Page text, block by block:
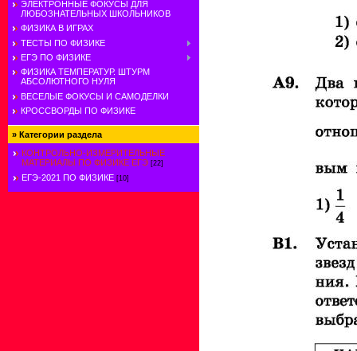
ЭЛЕКТРОННЫЕ ФОКУСЫ ДЛЯ
ЛЮБОЗНАТЕЛЬНЫХ ШКОЛЬНИКОВ
ФИЗИКА В ИГРАХ
ТЕСТЫ ПО ФИЗИКЕ
ЕГЭ ПО ФИЗИКЕ
ФИЗИКА ТЕМПЕРАТУР. ШТУРМ
АБСОЛЮТНОГО НУЛЯ
ВЕСЕЛЫЕ ФОКУСЫ И САМОДЕЛКИ
КРОССВОРДЫ ПО ФИЗИКЕ
» Категории раздела
КОНТРОЛЬНО-ИЗМЕРИТЕЛЬНЫЕ
МАТЕРИАЛЫ ПО ФИЗИКЕ ЕГЭ [22]
ЕГЭ-2021 ПО ФИЗИКЕ [10]